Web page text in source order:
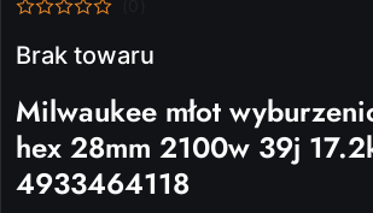
Brak towaru
Milwaukee młot
hex 28mm 2100w 39j
4933464118